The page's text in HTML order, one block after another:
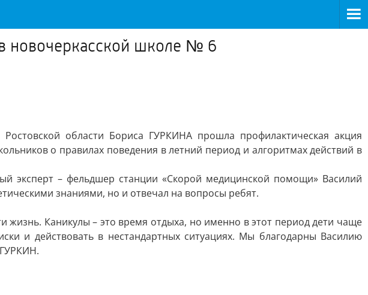
новочеркасской школе № 6
области Бориса ГУРКИНА прошла профилактическая акция
о правилах поведения в летний период и алгоритмах действий в
эксперт – фельдшер станции «Скорой медицинской помощи» Василий
знаниями, но и отвечал на вопросы ребят.
жизнь. Каникулы – это время отдыха, но именно в этот период дети чаще
и действовать в нестандартных ситуациях. Мы благодарны Василию